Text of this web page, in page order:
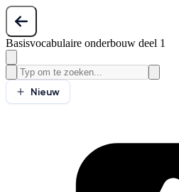
Basisvocabulaire onderbouw deel 1
Nieuw